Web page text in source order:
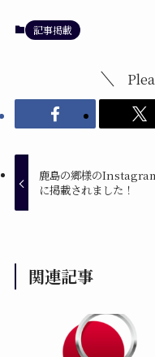
記事掲載
鹿島の郷様の
に掲載されました！
関連記事